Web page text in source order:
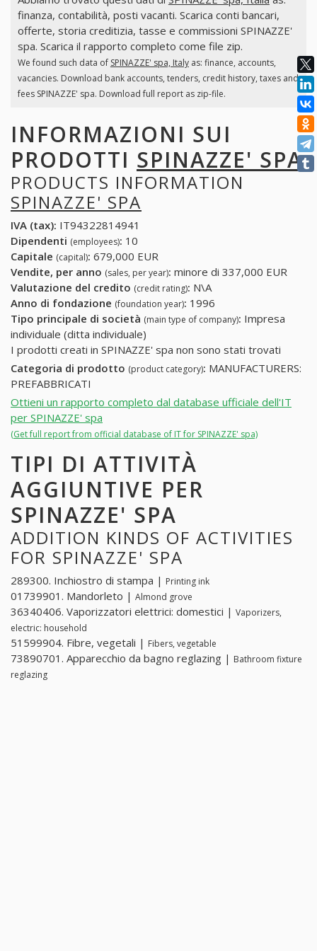
finanza, contabilità, posti vacanti. Scarica conti bancari,
offerte, storia creditizia, tasse e commissioni SPINAZZE'
spa. Scarica il rapporto completo come file zip.
We found such data of SPINAZZE' spa, Italyas: finance, accounts,
vacancies. Download bank accounts, tenders, credit history, taxes and
fees SPINAZZE' spa. Download full report as zip-file.
INFORMAZIONI SUI
PRODOTTI SPINAZZE' SPA
PRODUCTS INFORMATION
SPINAZZE' SPA
IVA (tax): IT94322814941
Dipendenti (employees): 10
Capitale (capital): 679,000 EUR
Vendite, per anno (sales, per year): minore di 337,000 EUR
Valutazione del credito (credit rating): N\A
Anno di fondazione (foundation year): 1996
Tipo principale di società (main type of company): Impresa
individuale (ditta individuale)
I prodotti creati in SPINAZZE' spa non sono stati trovati
Categoria di prodotto (product category): MANUFACTURERS:
PREFABBRICATI
Ottieni un rapporto completo dal database ufficiale dell'IT
per SPINAZZE' spa
(Get full report from official database of IT for SPINAZZE' spa)
TIPI DI ATTIVITÀ
AGGIUNTIVE PER
SPINAZZE' SPA
ADDITION KINDS OF ACTIVITIES
FOR SPINAZZE' SPA
289300. Inchiostro di stampa | Printing ink
01739901. Mandorleto | Almond grove
36340406. Vaporizzatori elettrici: domestici | Vaporizers,
electric: household
51599904. Fibre, vegetali | Fibers, vegetable
73890701. Apparecchio da bagno reglazing | Bathroom fixture
reglazing